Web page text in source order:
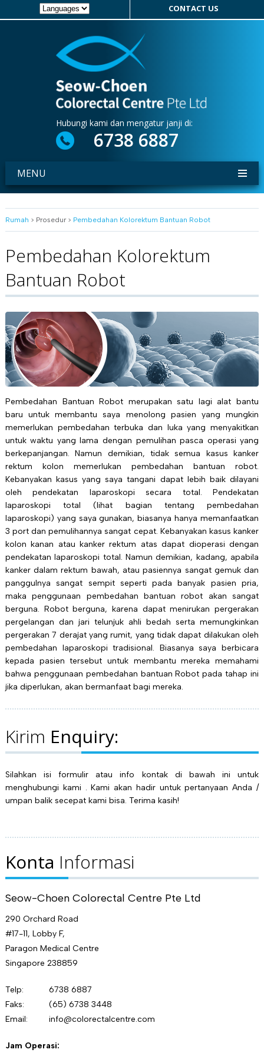
CONTACT US
Hubungi kami dan mengatur janji di:
6738 6887
MENU
Rumah > Prosedur > Pembedahan Kolorektum Bantuan Robot
Pembedahan Kolorektum
Bantuan Robot
Pembedahan Bantuan Robot merupakan satu lagi alat bantu
baru untuk membantu saya menolong pasien yang mungkin
memerlukan pembedahan terbuka dan luka yang menyakitkan
untuk waktu yang lama dengan pemulihan pasca operasi yang
berkepanjangan. Namun demikian, tidak semua kasus kanker
rektum kolon memerlukan pembedahan bantuan robot.
Kebanyakan kasus yang saya tangani dapat lebih baik dilayani
oleh pendekatan laparoskopi secara total. Pendekatan
laparoskopi total (lihat bagian tentang pembedahan
laparoskopi) yang saya gunakan, biasanya hanya memanfaatkan
3 port dan pemulihannya sangat cepat. Kebanyakan kasus kanker
kolon kanan atau kanker rektum atas dapat dioperasi dengan
pendekatan laparoskopi total. Namun demikian, kadang, apabila
kanker dalam rektum bawah, atau pasiennya sangat gemuk dan
panggulnya sangat sempit seperti pada banyak pasien pria,
maka penggunaan pembedahan bantuan robot akan sangat
berguna. Robot berguna, karena dapat menirukan pergerakan
pergelangan dan jari telunjuk ahli bedah serta memungkinkan
pergerakan 7 derajat yang rumit, yang tidak dapat dilakukan oleh
pembedahan laparoskopi tradisional. Biasanya saya berbicara
kepada pasien tersebut untuk membantu mereka memahami
bahwa penggunaan pembedahan bantuan Robot pada tahap ini
jika diperlukan, akan bermanfaat bagi mereka.
Kirim Enquiry:
Silahkan isi formulir atau info kontak di bawah ini untuk
menghubungi kami . Kami akan hadir untuk pertanyaan Anda /
umpan balik secepat kami bisa. Terima kasih!
Konta Informasi
Seow-Choen Colorectal Centre Pte Ltd
290 Orchard Road
#17-11, Lobby F,
Paragon Medical Centre
Singapore 238859
Telp:
6738 6887
Faks:
(65) 6738 3448
Email:
info@colorectalcentre.com
Jam Operasi: